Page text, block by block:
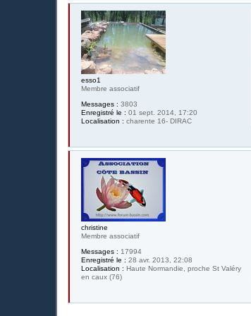
esso1
Membre associatif
Messages : 3803
Enregistré le : 01 sept. 2014, 17:20
Localisation : charente 16- DIRAC
christine
Membre associatif
Messages : 17994
Enregistré le : 28 avr. 2013, 22:08
Localisation : Haute Normandie, proche St Valéry
en caux (76)